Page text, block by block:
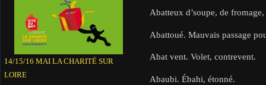
14/15/16 MAI LA CHARITÉ SUR
LOIRE
Abatteux d’soupe, de
Abattoué. Mauvais passage
Abat vent. Volet, contrevent.
Abaubi. Ébahi, étonné.